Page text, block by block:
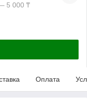
5 000 ₸
Оплата